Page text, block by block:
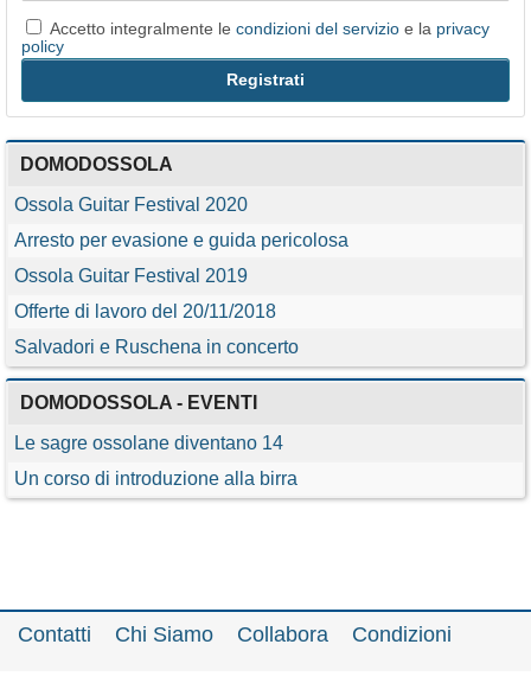
Accetto integralmente le condizioni del servizio e la privacy
policy
DOMODOSSOLA
Ossola Guitar Festival 2020
Arresto per evasione e guida pericolosa
Ossola Guitar Festival 2019
Offerte di lavoro del 20/11/2018
Salvadori e Ruschena in concerto
DOMODOSSOLA - EVENTI
Le sagre ossolane diventano 14
Un corso di introduzione alla birra
Contatti Chi Siamo Collabora
Condizioni